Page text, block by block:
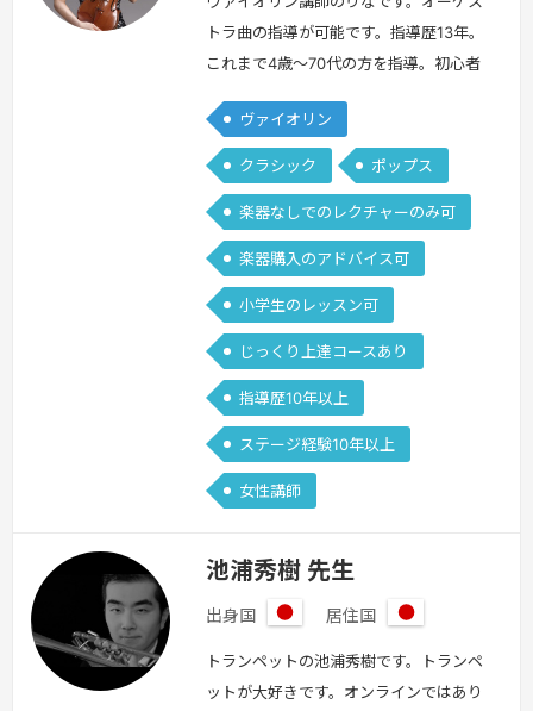
トラ曲の指導が可能です。指導歴13年。
これまで4歳〜70代の方を指導。初心者
な指導を心がけております。「楽譜の指
番号を決めて欲しい」など何でもご相談
下さい。ヴァイオリンを通して、内面も
磨いていくきっかけになれる先生であり
たいと思います。気軽に音楽の時間を楽
しみましょう♫続きを見る »
ヴァイオリン
クラシック ポップス
楽器なしでのレクチャーのみ可
楽器購入のアドバイス可
小学生のレッスン可
じっくり上達コースあり
指導歴10年以上
ステージ経験10年以上
女性講師
池浦秀樹 先生
出身国
本
居住国
本
トランペットの池浦秀樹です。トランペ
ットが大好きです。オンラインではあり